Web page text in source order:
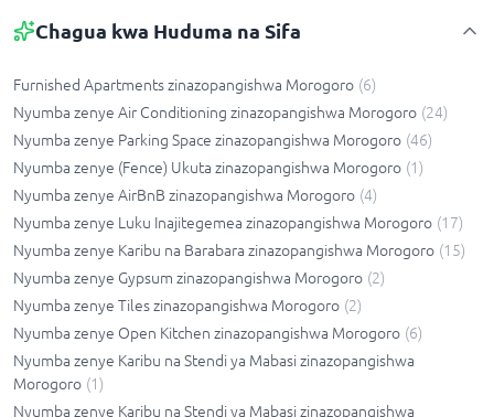
Chagua kwa Huduma na Sifa
Furnished Apartments zinazopangishwa Morogoro (6)
Nyumba zenye Air Conditioning zinazopangishwa Morogoro (24)
Nyumba zenye Parking Space zinazopangishwa Morogoro (46)
Nyumba zenye (Fence) Ukuta zinazopangishwa Morogoro (1)
Nyumba zenye AirBnB zinazopangishwa Morogoro (4)
Nyumba zenye Luku Inajitegemea zinazopangishwa Morogoro (17)
Nyumba zenye Karibu na Barabara zinazopangishwa Morogoro (15)
Nyumba zenye Gypsum zinazopangishwa Morogoro (2)
Nyumba zenye Tiles zinazopangishwa Morogoro (2)
Nyumba zenye Open Kitchen zinazopangishwa Morogoro (6)
Nyumba zenye Karibu na Stendi ya Mabasi zinazopangishwa
Morogoro (1)
Nyumba zenye Karibu na Stendi ya Mabasi zinazopangishwa